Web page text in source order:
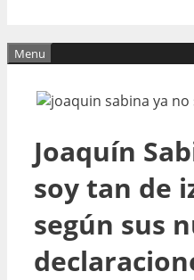
Menu
Joaquín
soy tan de
según sus